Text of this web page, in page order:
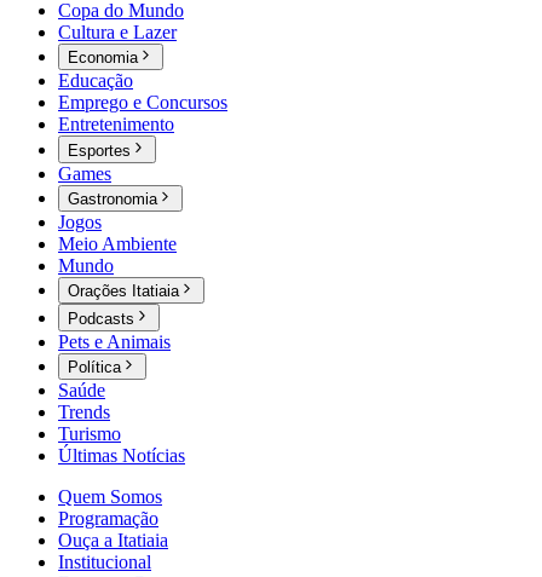
Copa do Mundo
Cultura e Lazer
Economia
Educação
Emprego e Concursos
Entretenimento
Esportes
Games
Gastronomia
Jogos
Meio Ambiente
Mundo
Orações Itatiaia
Podcasts
Pets e Animais
Política
Saúde
Trends
Turismo
Últimas Notícias
Quem Somos
Programação
Ouça a Itatiaia
Institucional